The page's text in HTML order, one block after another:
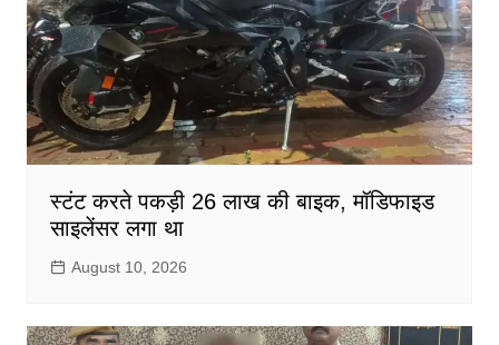
स्टंट करते पकड़ी 26 लाख की बाइक, मॉडिफाइड
साइलेंसर लगा था
August 10, 2026